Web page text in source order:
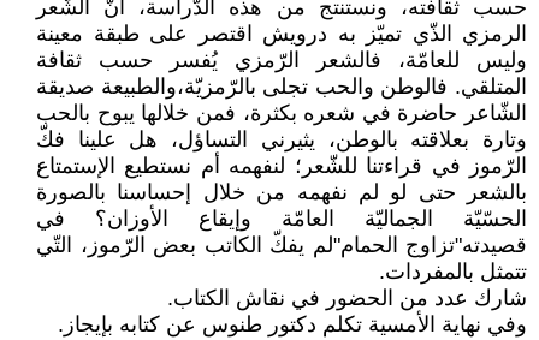
حسب ثقافته، ونستنتج من هذه الدّراسة، أنّ الشّعر
الرمزي الذّي تميّز به درويش اقتصر على طبقة معينة
وليس للعامّة، فالشعر الرّمزي يُفسر حسب ثقافة
المتلقي. فالوطن والحب تجلى بالرّمزيّة،والطبيعة صديقة
الشّاعر حاضرة في شعره بكثرة، فمن خلالها يبوح بالحب
وتارة بعلاقته بالوطن، يثيرني التساؤل، هل علينا فكّ
الرّموز في قراءتنا للشّعر؛ لنفهمه أم نستطيع الإستمتاع
بالشعر حتى لو لم نفهمه من خلال إحساسنا بالصورة
الحسّيّة الجماليّة العامّة وإيقاع الأوزان؟ في
قصيدته"تزاوج الحمام"لم يفكّ الكاتب بعض الرّموز، التّي
تتمثل بالمفردات.
شارك عدد من الحضور في نقاش الكتاب.
وفي نهاية الأمسية تكلم دكتور طنوس عن كتابه بإيجاز.